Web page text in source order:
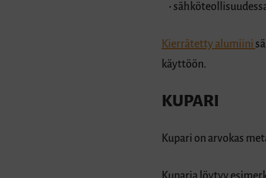
Kierrätetty alumiini
käyttöön.
KUPARI
Kupari on arvokas